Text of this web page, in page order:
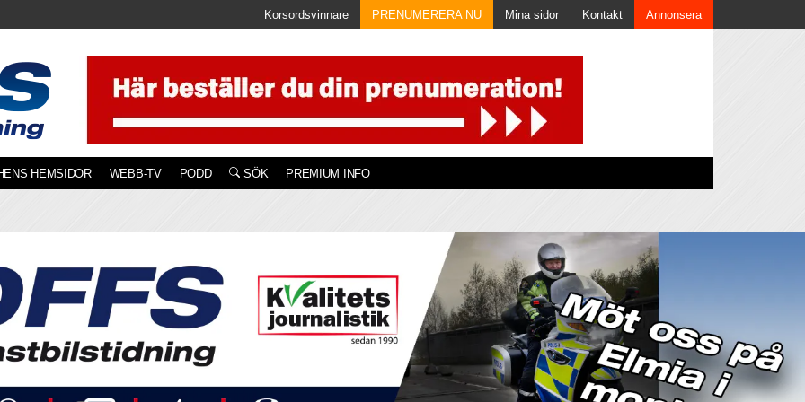
Korsordsvinnare PRENUMERERA NU Mina sidor Kontakt Annonsera
HEMSIDOR WEBB-TV PODD SÖK PREMIUM INFO